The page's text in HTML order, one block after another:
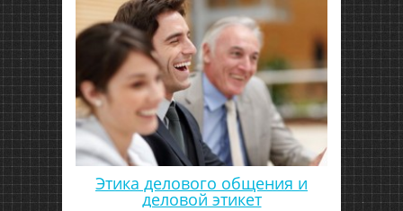
Этика делового общения и
деловой этикет